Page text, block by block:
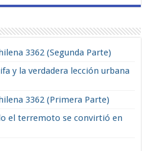
3362 (Segunda Parte)
y la verdadera lección urbana
3362 (Primera Parte)
el terremoto se convirtió en